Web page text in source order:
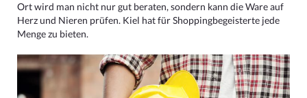
Ort wird man nicht nur gut beraten, sondern kann die Ware auf
Herz und Nieren prüfen. Kiel hat für Shoppingbegeisterte jede
Menge zu bieten.